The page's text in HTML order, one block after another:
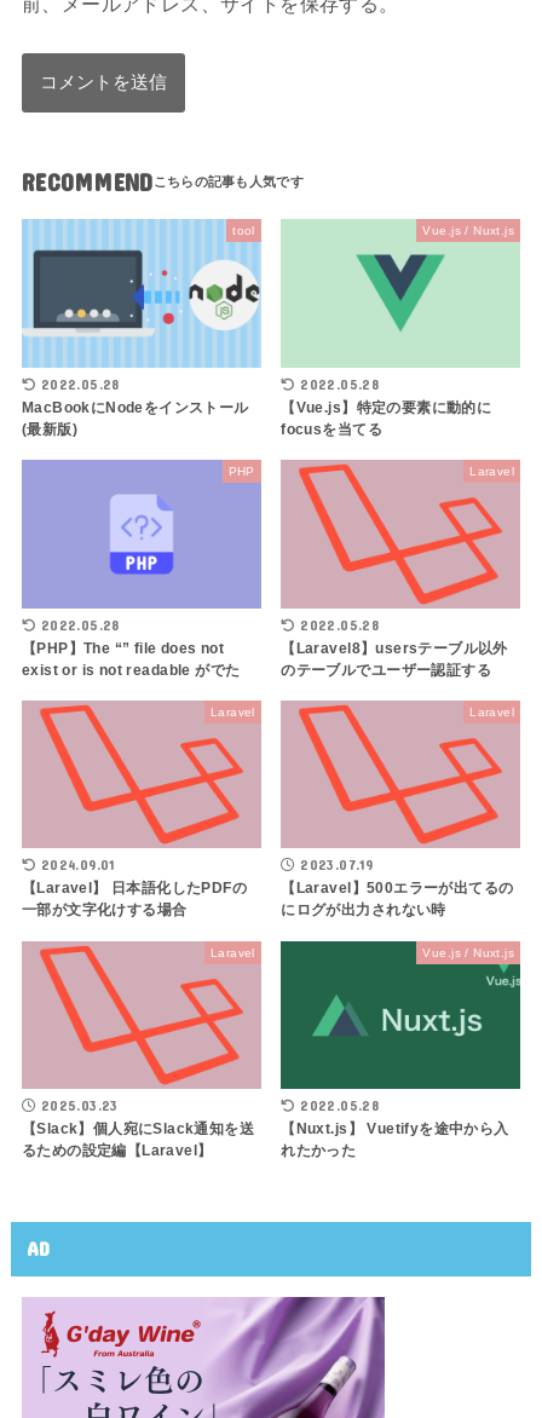
RECOMMEND
tool
2022.05.28
MacBookにNodeをインストール
(最新版)
Vue.js / Nuxt.js
2022.05.28
【Vue.js】特定の要素に動的に
focusを当てる
PHP
2022.05.28
【PHP】The “” file does not
exist or is not readable がでた
Laravel
2022.05.28
【Laravel8】usersテーブル以外
のテーブルでユーザー認証する
Laravel
2024.09.01
【Laravel】 日本語化したPDFの
一部が文字化けする場合
Laravel
2023.07.19
【Laravel】500エラーが出てるの
にログが出力されない時
Laravel
2025.03.23
【Slack】個人宛にSlack通知を送
るための設定編【Laravel】
Vue.js / Nuxt.js
2022.05.28
【Nuxt.js】 Vuetifyを途中から入
れたかった
AD